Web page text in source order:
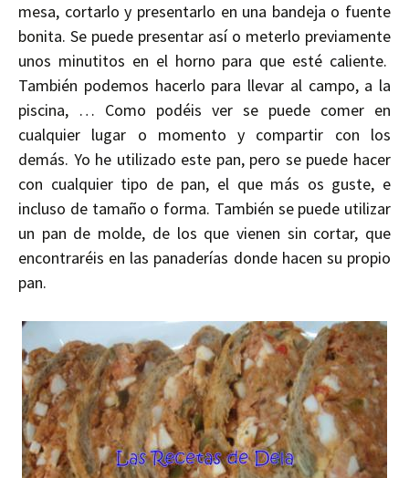
mesa, cortarlo y presentarlo en una bandeja o fuente
bonita. Se puede presentar así o meterlo previamente
unos minutitos en el horno para que esté caliente.
También podemos hacerlo para llevar al campo, a la
piscina, … Como podéis ver se puede comer en
cualquier lugar o momento y compartir con los
demás. Yo he utilizado este pan, pero se puede hacer
con cualquier tipo de pan, el que más os guste, e
incluso de tamaño o forma. También se puede utilizar
un pan de molde, de los que vienen sin cortar, que
encontraréis en las panaderías donde hacen su propio
pan.